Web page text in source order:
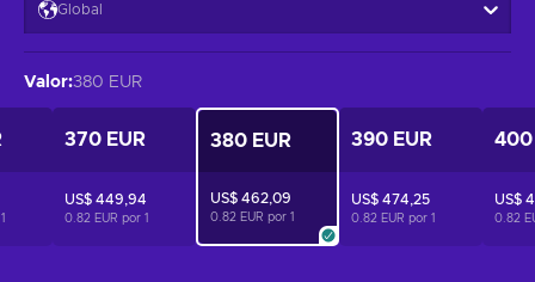
Global
Valor:380 EUR
1
370 EUR
US$ 449,94
0.82 EUR por 1
380 EUR
US$ 462,09
0.82 EUR por 1
390 EUR
US$ 474,25
0.82 EUR por 1
400
US$
0.82